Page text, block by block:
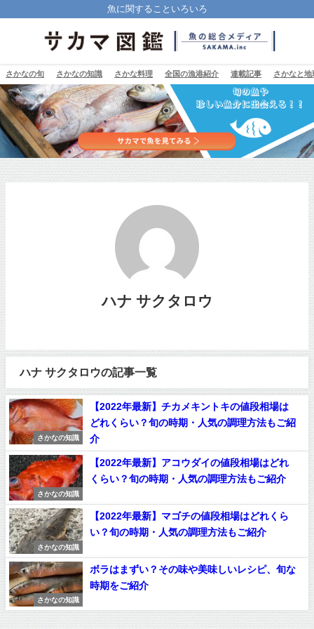
魚に関することいろいろ
さかなの旬 さかなの知識 さかな料理 全国の漁港紹介 連載記事 さかなと地
ハナ サクタロウ
ハナ サクタロウの記事一覧
さかなの知識
【2022年最新】チカメキントキの値段相場は
どれくらい？旬の時期・人気の調理方法もご紹
介
さかなの知識
【2022年最新】アコウダイの値段相場はどれ
くらい？旬の時期・人気の調理方法もご紹介
さかなの知識
【2022年最新】マゴチの値段相場はどれくら
い？旬の時期・人気の調理方法もご紹介
さかなの知識
ボラはまずい？その味や美味しいレシピ、旬な
時期をご紹介